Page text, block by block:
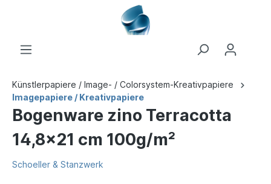
Künstlerpapiere / Image- / Colorsystem-Kreativpapiere
Imagepapiere / Kreativpapiere
Bogenware zino Terracotta
14,8x21 cm 100g/m²
Schoeller & Stanzwerk